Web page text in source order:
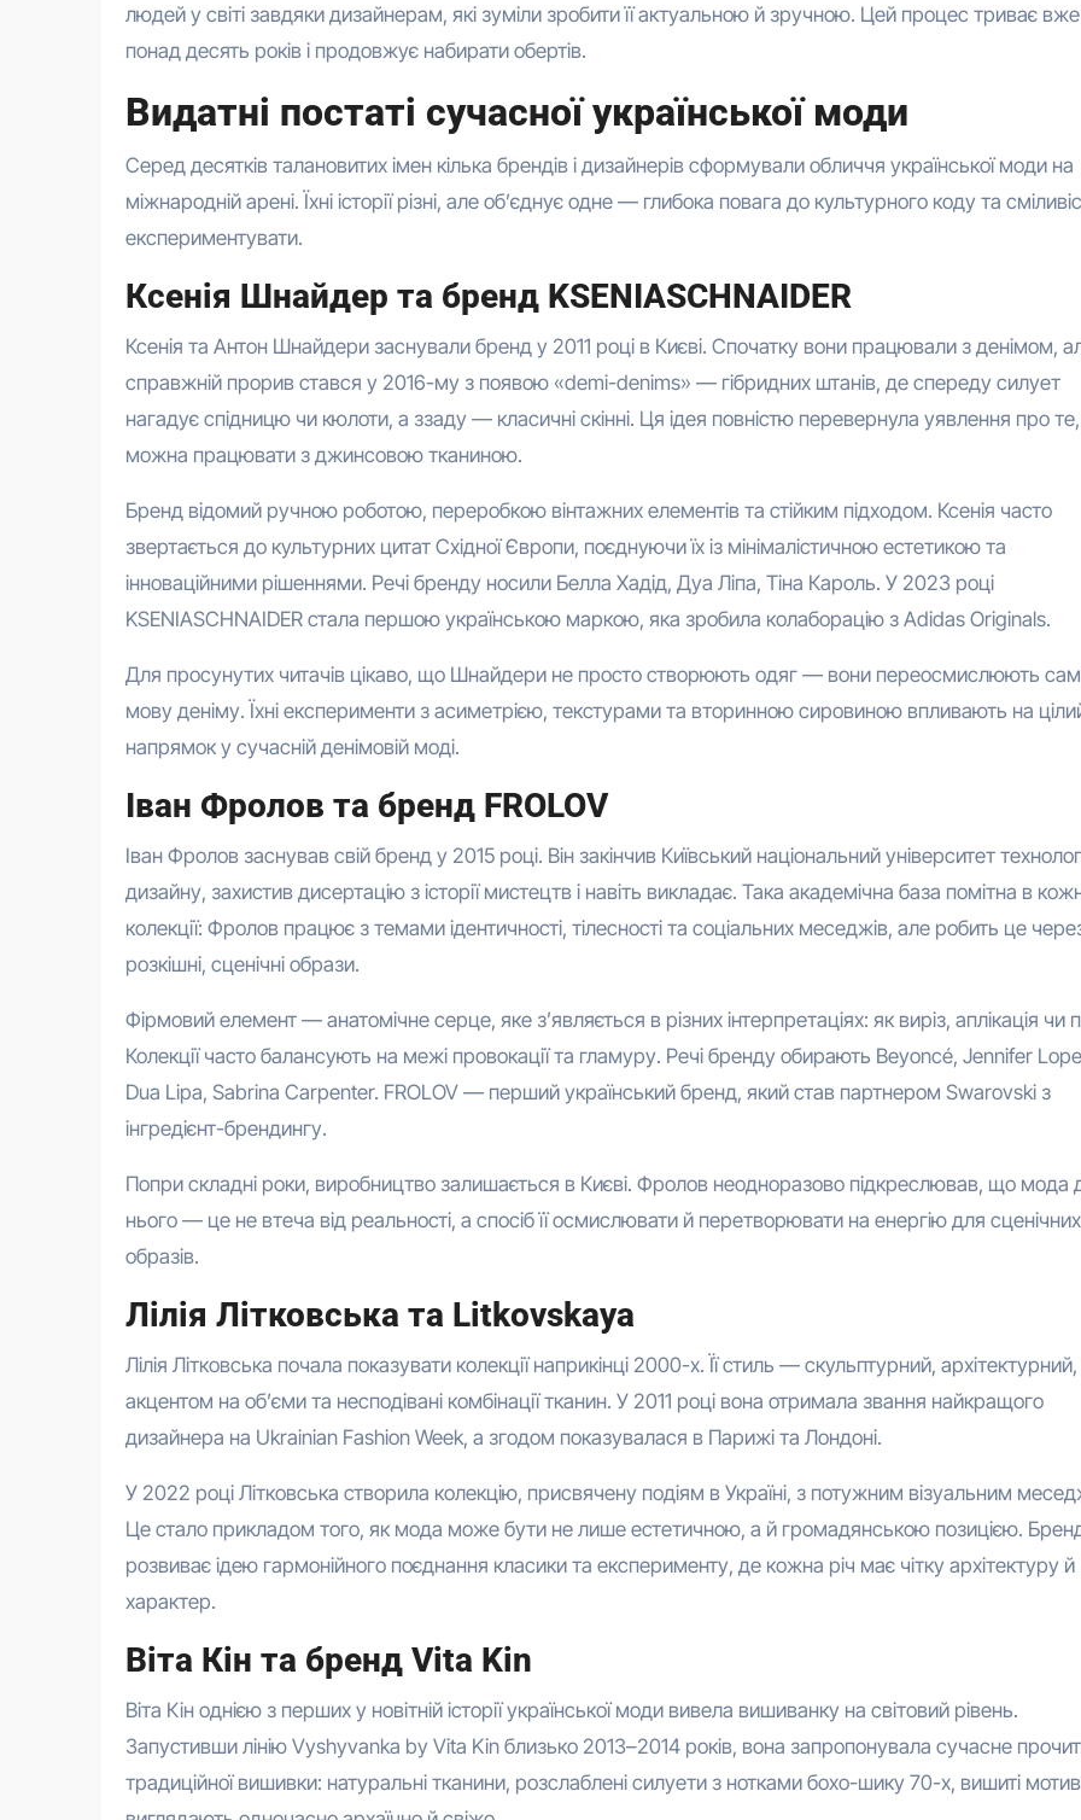
людей у світі завдяки дизайнерам, які зуміли зробити її актуальною й зручною. Цей процес триває вже
понад десять років і продовжує набирати обертів.
Видатні постаті сучасної української моди
Серед десятків талановитих імен кілька брендів і дизайнерів сформували обличчя української моди на
міжнародній арені. Їхні історії різні, але об’єднує одне — глибока повага до культурного коду та
експериментувати.
Ксенія Шнайдер та бренд KSENIASCHNAIDER
Ксенія та Антон Шнайдери заснували бренд у 2011 році в Києві. Спочатку вони працювали з денімом,
справжній прорив стався у 2016-му з появою «demi-denims» — гібридних штанів, де спереду силует
нагадує спідницю чи кюлоти, а ззаду — класичні скінні. Ця ідея повністю перевернула уявлення про
можна працювати з джинсовою тканиною.
Бренд відомий ручною роботою, переробкою вінтажних елементів та стійким підходом. Ксенія часто
звертається до культурних цитат Східної Європи, поєднуючи їх із мінімалістичною естетикою та
інноваційними рішеннями. Речі бренду носили Белла Хадід, Дуа Ліпа, Тіна Кароль. У 2023 році
KSENIASCHNAIDER стала першою українською маркою, яка зробила колаборацію з Adidas Originals.
Для просунутих читачів цікаво, що Шнайдери не просто створюють одяг — вони переосмислюють
мову деніму. Їхні експерименти з асиметрією, текстурами та вторинною сировиною впливають на
напрямок у сучасній денімовій моді.
Іван Фролов та бренд FROLOV
Іван Фролов заснував свій бренд у 2015 році. Він закінчив Київський національний університет
дизайну, захистив дисертацію з історії мистецтв і навіть викладає. Така академічна база помітна в
колекції: Фролов працює з темами ідентичності, тілесності та соціальних меседжів, але робить це
розкішні, сценічні образи.
Фірмовий елемент — анатомічне серце, яке з’являється в різних інтерпретаціях: як виріз, аплікація чи
Колекції часто балансують на межі провокації та гламуру. Речі бренду обирають Beyoncé, Jennifer
Dua Lipa, Sabrina Carpenter. FROLOV — перший український бренд, який став партнером Swarovski з
інгредієнт-брендингу.
Попри складні роки, виробництво залишається в Києві. Фролов неодноразово підкреслював, що мода
нього — це не втеча від реальності, а спосіб її осмислювати й перетворювати на енергію для сценічних
образів.
Лілія Літковська та Litkovskaya
Лілія Літковська почала показувати колекції наприкінці 2000-х. Її стиль — скульптурний, архітектурний,
акцентом на об’єми та несподівані комбінації тканин. У 2011 році вона отримала звання найкращого
дизайнера на Ukrainian Fashion Week, а згодом показувалася в Парижі та Лондоні.
У 2022 році Літковська створила колекцію, присвячену подіям в Україні, з потужним візуальним
Це стало прикладом того, як мода може бути не лише естетичною, а й громадянською позицією.
розвиває ідею гармонійного поєднання класики та експерименту, де кожна річ має чітку архітектуру й
характер.
Віта Кін та бренд Vita Kin
Віта Кін однією з перших у новітній історії української моди вивела вишиванку на світовий рівень.
Запустивши лінію Vyshyvanka by Vita Kin близько 2013–2014 років, вона запропонувала сучасне
традиційної вишивки: натуральні тканини, розслаблені силуети з нотками бохо-шику 70-х, вишиті